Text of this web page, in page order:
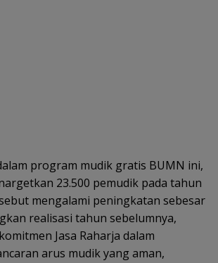
program mudik gratis BUMN ini,
23.500 pemudik pada tahun
mengalami peningkatan sebesar
realisasi tahun sebelumnya,
Jasa Raharja dalam
arus mudik yang aman,